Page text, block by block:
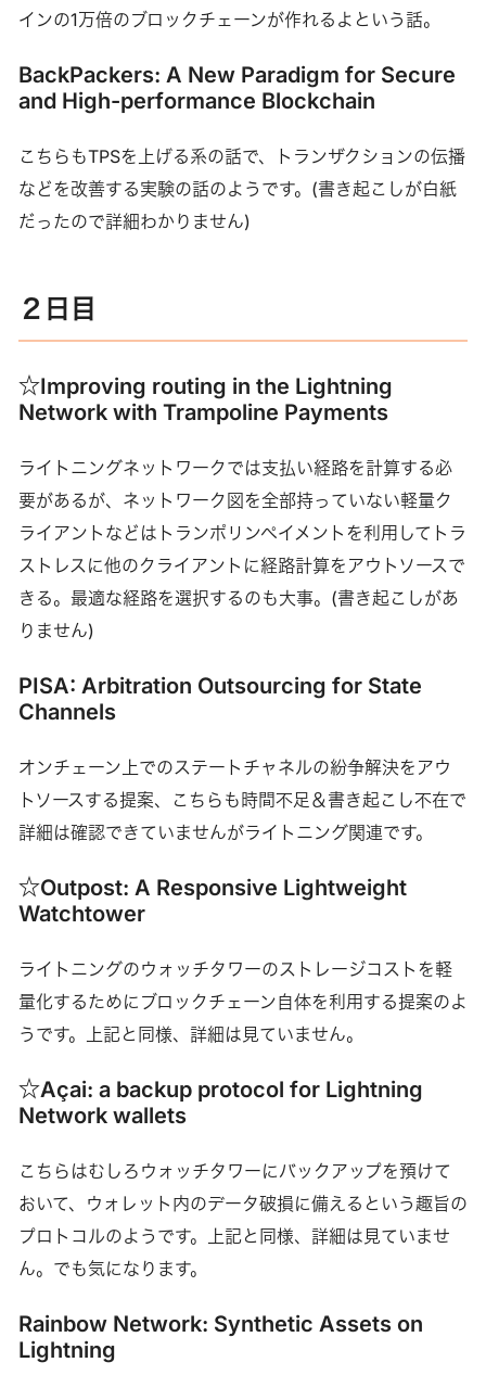
インの1万倍のブロックチェーンが作れるよという話。
BackPackers: A New Paradigm for Secure
and High-performance Blockchain
こちらもTPSを上げる系の話で、トランザクションの伝播
などを改善する実験の話のようです。(書き起こしが白紙
だったので詳細わかりません)
２日目
☆Improving routing in the Lightning
Network with Trampoline Payments
ライトニングネットワークでは支払い経路を計算する必
要があるが、ネットワーク図を全部持っていない軽量ク
ライアントなどはトランポリンペイメントを利用してトラ
ストレスに他のクライアントに経路計算をアウトソースで
きる。最適な経路を選択するのも大事。(書き起こしがあ
りません)
PISA: Arbitration Outsourcing for State
Channels
オンチェーン上でのステートチャネルの紛争解決をアウ
トソースする提案、こちらも時間不足＆書き起こし不在で
詳細は確認できていませんがライトニング関連です。
☆Outpost: A Responsive Lightweight
Watchtower
ライトニングのウォッチタワーのストレージコストを軽
量化するためにブロックチェーン自体を利用する提案のよ
うです。上記と同様、詳細は見ていません。
☆Açai: a backup protocol for Lightning
Network wallets
こちらはむしろウォッチタワーにバックアップを預けて
おいて、ウォレット内のデータ破損に備えるという趣旨の
プロトコルのようです。上記と同様、詳細は見ていませ
ん。でも気になります。
Rainbow Network: Synthetic Assets on
Lightning